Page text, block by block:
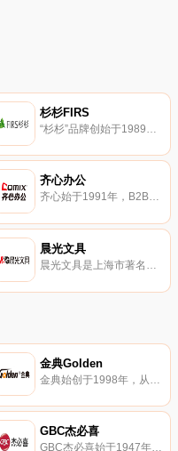
杉杉FIRS
齐心办公
齐心始于1991年，B2B办公物资服务和SaaS云视频的龙头企业。齐心办公提供现代办公用品整体解决方案，满足企业级客户的一站式办公采购和服务需求。
晨光文具
晨光文具是上海市著名商标，国内颇具影响力的大型文具制造商。晨光文具以提供学习和工作场景解决方案为核心，专业从事学生文具、办公文具、儿童美术等领域产品。
金典Golden
GBC杰必喜
GBC杰必喜始于1947年，全球办公用品领先者，2005年与ACCO合并，专业的办公与印刷整体解决方案提供商。GBC杰必喜主要产品有装订机、塑封机和碎纸机等设备。